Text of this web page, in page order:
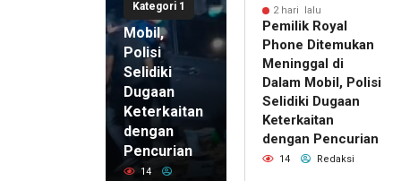
Kategori 1
di Dalam
Mobil,
Polisi
Selidiki
Dugaan
Keterkaitan
dengan
Pencurian
14
2 hari lalu
Pemilik Royal
Phone Ditemukan
Meninggal di
Dalam Mobil, Polisi
Selidiki Dugaan
Keterkaitan
dengan Pencurian
14 Redaksi